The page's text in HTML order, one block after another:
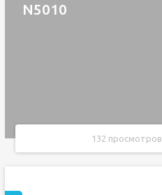
N5010
132 просмотров